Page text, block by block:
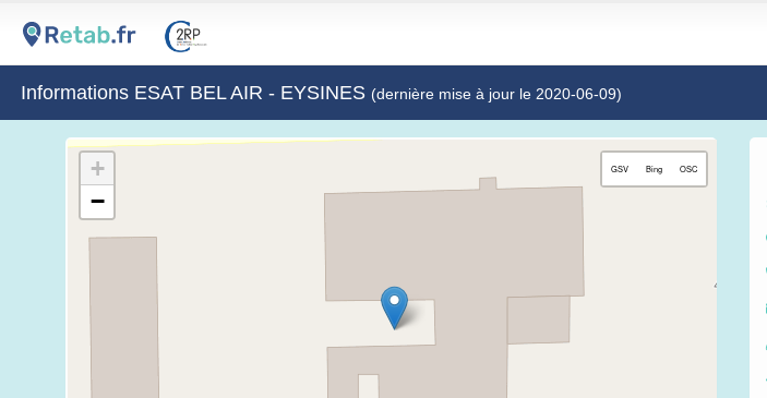
Informations ESAT BEL AIR - EYSINES (dernière mise à jour le 2020-06-09)
+
−
GSV Bing OSC